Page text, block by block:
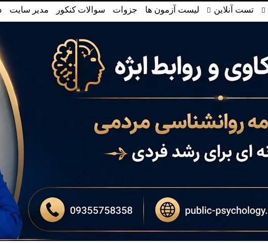
تست آنلاین لیست آزمون ها جزوات سوالات کنکور مدیر سایت